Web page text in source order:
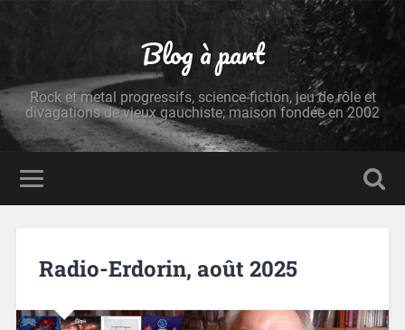
Blog à part
Rock et metal progressifs, science-fiction, jeu de rôle et
divagations de vieux gauchiste; maison fondée en 2002
Radio-Erdorin, août 2025